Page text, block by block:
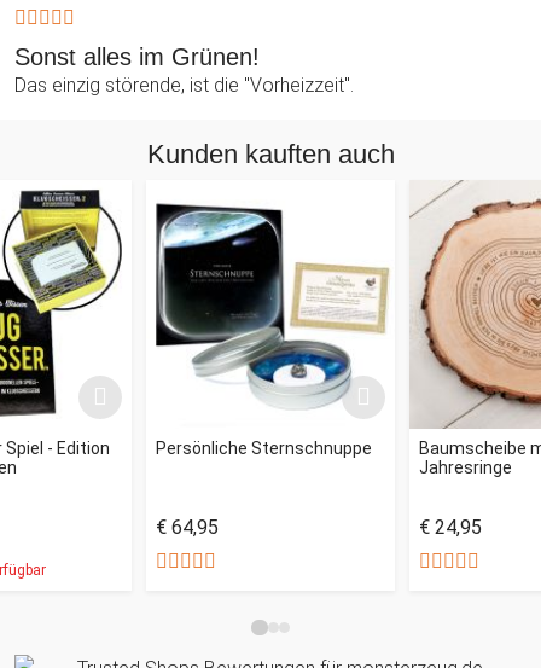
Sonst alles im Grünen!
Das einzig störende, ist die "Vorheizzeit".
Kunden kauften auch
- Edition
Persönliche Sternschnuppe
€ 64,95
Baumscheibe
Jahresringe
€ 24,95